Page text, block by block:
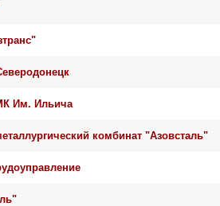
Им. Ильича
комбинат "Азовсталь"